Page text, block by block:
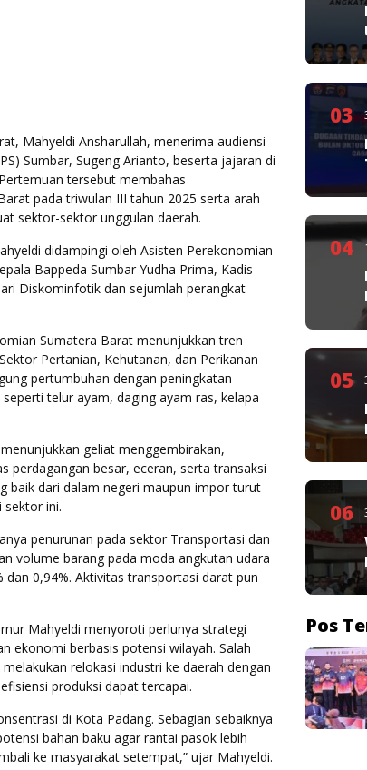
Mahyeldi Ansharullah, menerima audiensi
Sumbar, Sugeng Arianto, beserta jajaran di
tersebut membahas
pada triwulan III tahun 2025 serta arah
sektor-sektor unggulan daerah.
didampingi oleh Asisten Perekonomian
Bappeda Sumbar Yudha Prima, Kadis
Diskominfotik dan sejumlah perangkat
Sumatera Barat menunjukkan tren
Pertanian, Kehutanan, dan Perikanan
pertumbuhan dengan peningkatan
telur ayam, daging ayam ras, kelapa
geliat menggembirakan,
perdagangan besar, eceran, serta transaksi
baik dari dalam negeri maupun impor turut
ini.
penurunan pada sektor Transportasi dan
volume barang pada moda angkutan udara
0,94%. Aktivitas transportasi darat pun
Mahyeldi menyoroti perlunya strategi
ekonomi berbasis potensi wilayah. Salah
relokasi industri ke daerah dengan
produksi dapat tercapai.
di Kota Padang. Sebagian sebaiknya
bahan baku agar rantai pasok lebih
ke masyarakat setempat,” ujar Mahyeldi.
03
04
05
06
Pos